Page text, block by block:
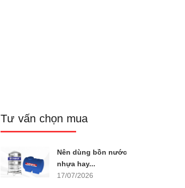
Tư vấn chọn mua
Nên dùng bồn nước
nhựa hay...
17/07/2026